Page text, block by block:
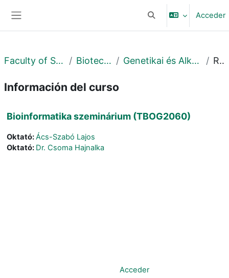
Selector de búsqueda
Acceder
Faculty of Science and Technology Biotechnológiai Intézet Genetikai és Alkalmazott Mikrobiológiai Tanszék Resumen
Información del curso
Bioinformatika szeminárium (TBOG2060)
Oktató:Ács-Szabó Lajos
Oktató: Dr. Csoma Hajnalka
Acceder)